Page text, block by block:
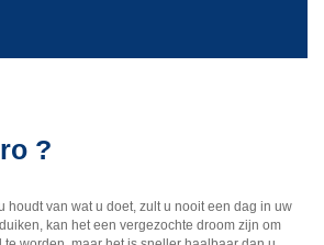
?
houdt van wat u doet, zult u nooit een dag in uw
kan het een vergezochte droom zijn om